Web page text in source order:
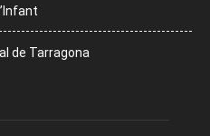
de Tarragona